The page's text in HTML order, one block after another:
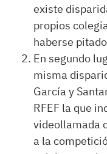
existe
propios
haberse
En segundo
misma
García y
RFEF la que
videollamada
a la